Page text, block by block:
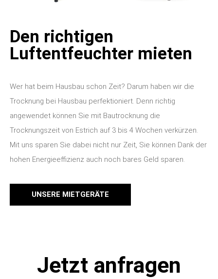
Den richtigen
Luftentfeuchter mieten
Wer hat beim Hausbau schon Zeit? Darum haben wir die
Trocknung bei Hausbau perfektioniert. Denn richtig
angewendet können Sie mit Bautrocknung die
Trocknungszeit von Estrich auf 3 bis 4 Wochen verkürzen.
Mit uns sparen Sie dabei nicht nur Zeit, Sie können Dank der
hohen Energieeffizienz auch noch bares Geld sparen.
UNSERE MIETGERÄTE
Jetzt anfragen